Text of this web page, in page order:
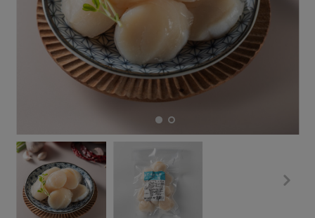
畜產肉類
水畜加工品
調理食材・點心
休閒零嘴 沖泡飲品
保健食品
居家好物
料理方式
烘焙．點心
漬物
涼拌沙拉
飲品
當季產品
合作25-經典快閃最後一週
合作25-精選產品第四彈
合作25-精選產品第三彈
議題活動
主婦聯盟X樂齡網特約優惠案
30%rPET紅烏龍茶
廚房瑜伽
關注議題
惜食
廢核運動 能源議題
減添加物 減塑減廢
公益金 食農教育
更多議題
員工與求才
產品檢驗
社員權益
合作社法規